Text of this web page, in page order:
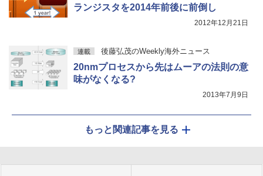
ランジスタを2014年前後に前倒し
2012年12月21日
連載 後藤弘茂のWeekly海外ニュース
20nmプロセスから先はムーアの法則の意
味がなくなる?
2013年7月9日
もっと関連記事を見る